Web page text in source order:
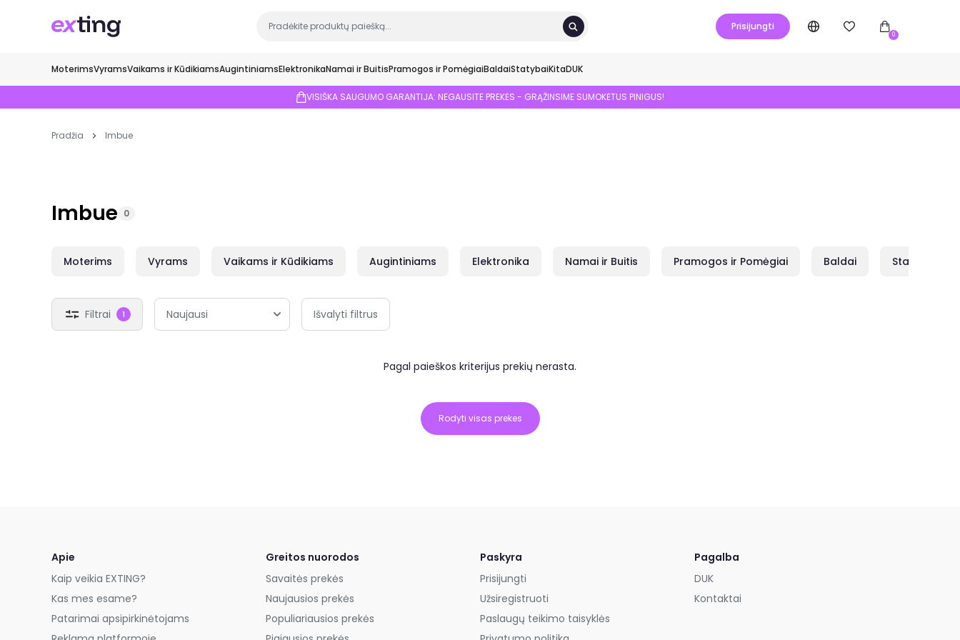
Prisijungti
0
MoterimsVyramsVaikams ir KūdikiamsAugintiniamsElektronikaNamai ir BuitisPramogos ir PomėgiaiBaldaiStatybaiKitaDUK
VISIŠKA SAUGUMO GARANTIJA: NEGAUSITE PREKĖS - GRĄŽINSIME SUMOKĖTUS PINIGUS!
Pradžia Imbue
Imbue 0
Moterims Vyrams Vaikams ir Kūdikiams Augintiniams Elektronika Namai ir Buitis Pramogos ir Pomėgiai Baldai Statybai
Filtrai 1 Išvalyti filtrus
Pagal paieškos kriterijus prekių nerasta.
Rodyti visas prekes
Apie
Kaip veikia EXTING?
Kas mes esame?
Patarimai apsipirkinėtojams
Greitos nuorodos
Savaitės prekės
Naujausios prekės
Populiariausios prekės
Paskyra
Prisijungti
Užsiregistruoti
Paslaugų teikimo taisyklės
Pagalba
DUK
Kontaktai